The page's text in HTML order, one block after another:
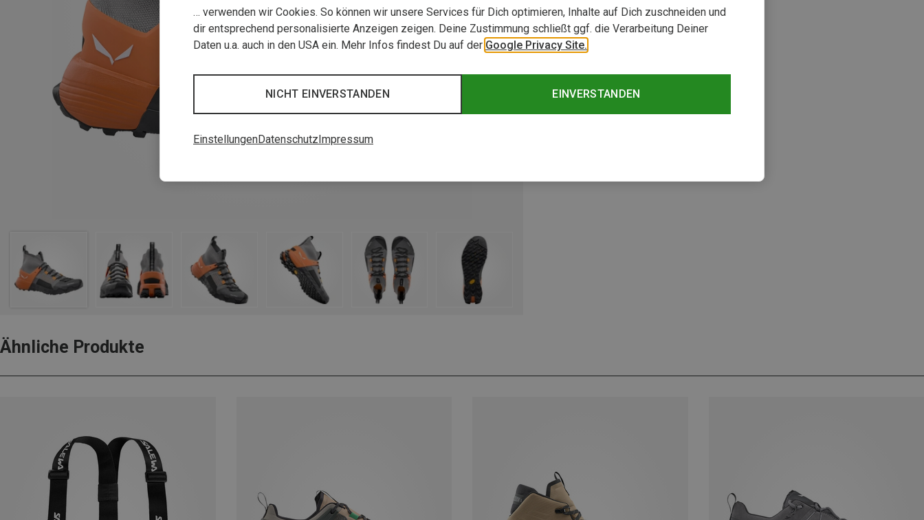
Ähnliche Produkte
… verwenden wir Cookies. So können wir unsere Services für Dich optimieren, Inhalte auf Dich zuschneiden und
dir entsprechend personalisierte Anzeigen zeigen. Deine Zustimmung schließt ggf. die Verarbeitung Deiner
Daten u.a. auch in den USA ein. Mehr Infos findest Du auf der Google Privacy Site.
EINVERSTANDEN
NICHT EINVERSTANDEN
EinstellungenDatenschutz Impressum